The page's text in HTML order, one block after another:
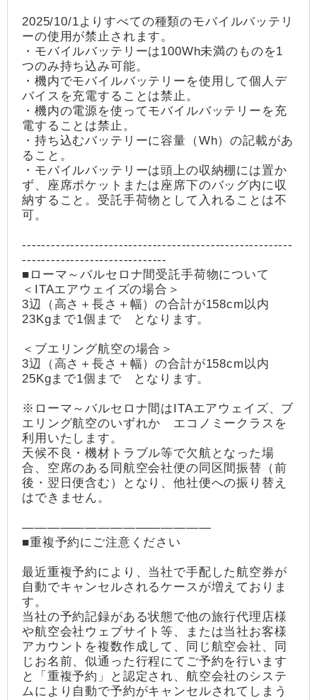
2025/10/1よりすべての種類のモバイルバッテリ
ーの使用が禁止されます。
・モバイルバッテリーは100Wh未満のものを1
つのみ持ち込み可能。
・機内でモバイルバッテリーを使用して個人デ
バイスを充電することは禁止。
・機内の電源を使ってモバイルバッテリーを充
電することは禁止。
・持ち込むバッテリーに容量（Wh）の記載があ
ること。
・モバイルバッテリーは頭上の収納棚には置か
ず、座席ポケットまたは座席下のバッグ内に収
納すること。受託手荷物として入れることは不
可。
--------------------------------------------------------
------------------------------
■ローマ～バルセロナ間受託手荷物について
＜ITAエアウェイズの場合＞
3辺（高さ＋長さ＋幅）の合計が158cm以内
23Kgまで1個まで となります。
＜ブエリング航空の場合＞
3辺（高さ＋長さ＋幅）の合計が158cm以内
25Kgまで1個まで となります。
※ローマ～バルセロナ間はITAエアウェイズ、ブ
エリング航空のいずれか エコノミークラスを
利用いたします。
天候不良・機材トラブル等で欠航となった場
合、空席のある同航空会社便の同区間振替（前
後・翌日便含む）となり、他社便への振り替え
はできません。
―――――――――――――――
■重複予約にご注意ください
最近重複予約により、当社で手配した航空券が
自動でキャンセルされるケースが増えておりま
す。
当社の予約記録がある状態で他の旅行代理店様
や航空会社ウェブサイト等、または当社お客様
アカウントを複数作成して、同じ航空会社、同
じお名前、似通った行程にてご予約を行います
と「重複予約」と認定され、航空会社のシステ
ムにより自動で予約がキャンセルされてしまう